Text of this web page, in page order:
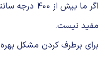
اگر ما
مفید نیست.
برای برطرف کردن مشکل